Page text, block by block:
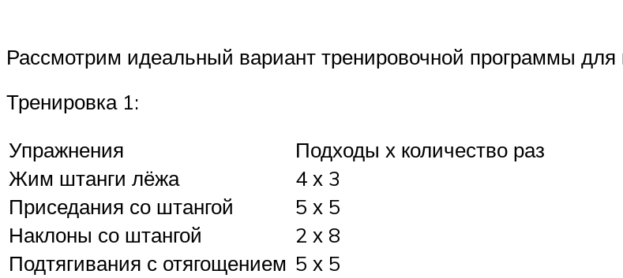
Рассмотрим идеальный вариант тренировочной программы
Тренировка 1:
Упражнения
Подходы х количество раз
Жим штанги лёжа
4 х 3
Приседания со штангой
5 х 5
Наклоны со штангой
2 х 8
Подтягивания с отягощением 5 х 5